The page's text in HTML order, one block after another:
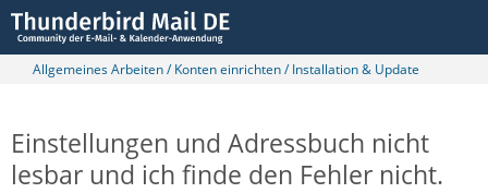
Allgemeines Arbeiten / Konten einrichten / Installation & Update
Einstellungen und Adressbuch nicht
lesbar und ich finde den Fehler nicht.